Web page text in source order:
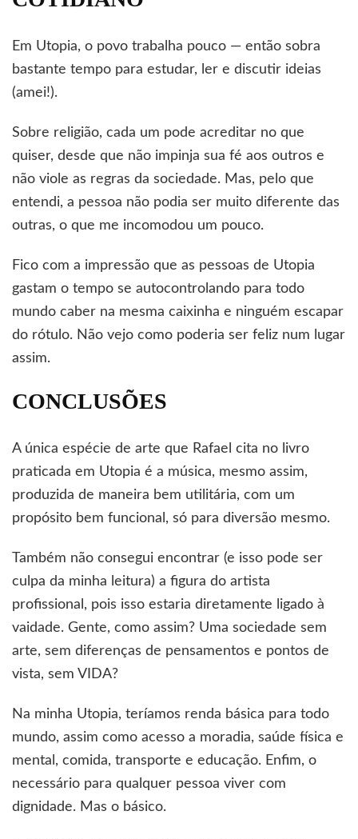
Em Utopia, o povo trabalha pouco — então sobra
bastante tempo para estudar, ler e discutir ideias
(amei!).
Sobre religião, cada um pode acreditar no que
quiser, desde que não impinja sua fé aos outros e
não viole as regras da sociedade. Mas, pelo que
entendi, a pessoa não podia ser muito diferente das
outras, o que me incomodou um pouco.
Fico com a impressão que as pessoas de Utopia
gastam o tempo se autocontrolando para todo
mundo caber na mesma caixinha e ninguém escapar
do rótulo. Não vejo como poderia ser feliz num lugar
assim.
CONCLUSÕES
A única espécie de arte que Rafael cita no livro
praticada em Utopia é a música, mesmo assim,
produzida de maneira bem utilitária, com um
propósito bem funcional, só para diversão mesmo.
Também não consegui encontrar (e isso pode ser
culpa da minha leitura) a figura do artista
profissional, pois isso estaria diretamente ligado à
vaidade. Gente, como assim? Uma sociedade sem
arte, sem diferenças de pensamentos e pontos de
vista, sem VIDA?
Na minha Utopia, teríamos renda básica para todo
mundo, assim como acesso a moradia, saúde física e
mental, comida, transporte e educação. Enfim, o
necessário para qualquer pessoa viver com
dignidade. Mas o básico.